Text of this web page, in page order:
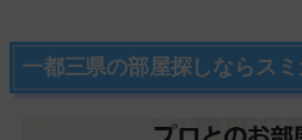
一都三県の部屋探しならス